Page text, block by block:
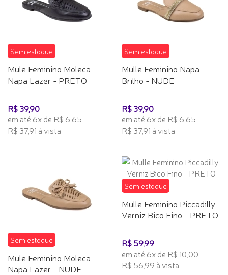
Sem estoque
Mule Feminino Moleca
Napa Lazer - PRETO
R$ 39,90
em até 6x de R$ 6,65
R$ 37,91 à vista
Sem estoque
Mulle Feminino Napa
Brilho - NUDE
R$ 39,90
em até 6x de R$ 6,65
R$ 37,91 à vista
Sem estoque
Mule Feminino Moleca
Napa Lazer - NUDE
Sem estoque
Mulle Feminino Piccadilly
Verniz Bico Fino - PRETO
R$ 59,99
em até 6x de R$ 10,00
R$ 56,99 à vista